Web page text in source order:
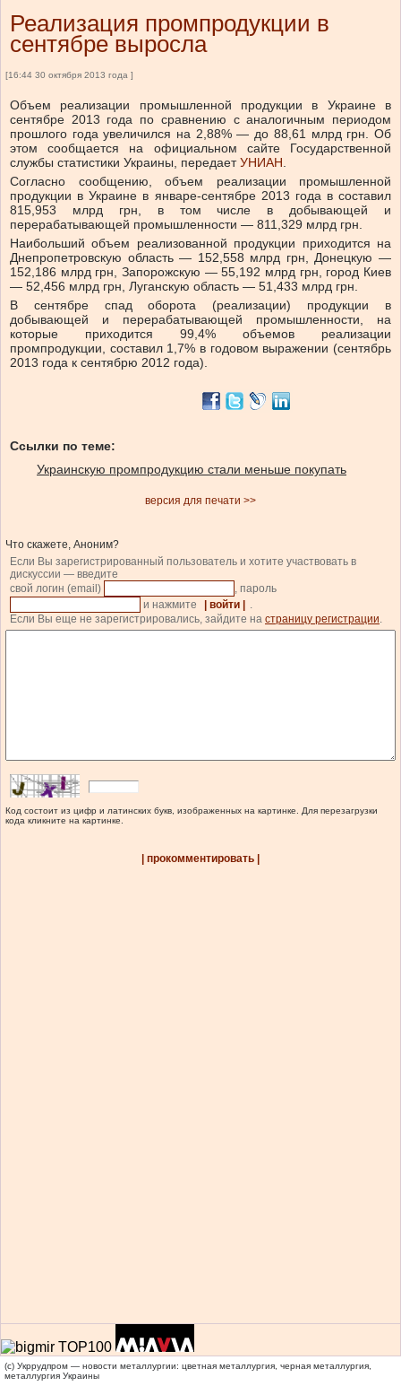
Реализация промпродукции в
сентябре выросла
[16:44 30 октября 2013 года ]
Объем реализации промышленной продукции в Украине в
сентябре 2013 года по сравнению с аналогичным периодом
прошлого года увеличился на 2,88% — до 88,61 млрд грн. Об
этом сообщается на официальном сайте Государственной
службы статистики Украины, передаетУНИАН.
Согласно сообщению, объем реализации промышленной
продукции в Украине в январе-сентябре 2013 года в составил
815,953 млрд грн, в том числе в добывающей и
перерабатывающей промышленности — 811,329 млрд грн.
Наибольший объем реализованной продукции приходится на
Днепропетровскую область — 152,558 млрд грн, Донецкую —
152,186 млрд грн, Запорожскую — 55,192 млрд грн, город Киев
— 52,456 млрд грн, Луганскую область — 51,433 млрд грн.
В сентябре спад оборота (реализации) продукции в
добывающей и перерабатывающей промышленности, на
которые приходится 99,4% объемов реализации
промпродукции, составил 1,7% в годовом выражении (сентябрь
2013 года к сентябрю 2012 года).
Ссылки по теме:
Украинскую промпродукцию стали меньше покупать
версия для печати >>
Что скажете, Аноним?
Если Вы зарегистрированный пользователь и хотите участвовать в
дискуссии — введите
свой логин (email)
, пароль
и нажмите
| войти |
.
Если Вы еще не зарегистрировались, зайдите на страницу регистрации.
Код состоит из цифр и латинских букв, изображенных на картинке. Для перезагрузки
кода кликните на картинке.
| прокомментировать |
(c) Укррудпром — новости металлургии: цветная металлургия, черная металлургия,
металлургия Украины